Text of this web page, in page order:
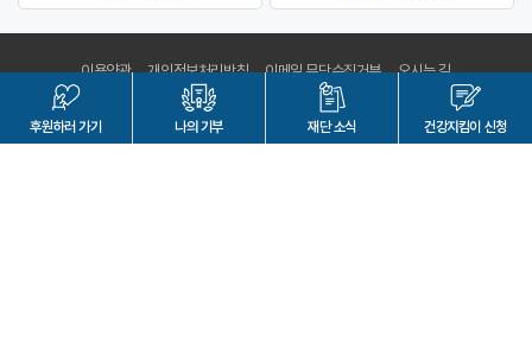
후원하러가기 나의 기부 재단 소식 건강지킴이 신청
이용약관 개인정보처리방침 이메일 무단수집거부 오시는 길
Family site